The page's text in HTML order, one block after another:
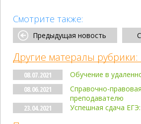
Смотрите также:
Предыдущая новость
Другие матералы рубрики:
08.07.2021
Обучение в
08.06.2021
Справочно-
преподавателю
23.04.2021
Успешная сдача